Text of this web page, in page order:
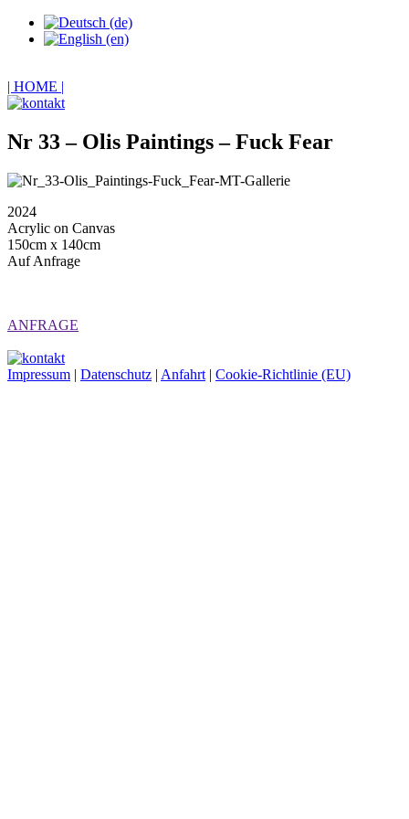
| HOME |
Nr 33 – Olis Paintings – Fuck Fear
2024
Acrylic on Canvas
150cm x 140cm
Auf Anfrage
ANFRAGE
Impressum | Datenschutz | Anfahrt | Cookie-Richtlinie (EU)